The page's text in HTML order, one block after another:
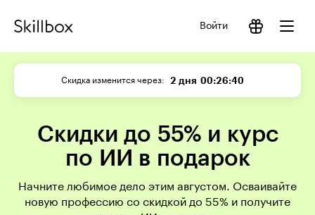
Войти
Скидка изменится через 2 дня 00:26:40
Скидки до 55% и курс
по ИИ в подарок
Начните любимое дело этим августом. Осваивайте
новую профессию со скидкой до 55% и получите